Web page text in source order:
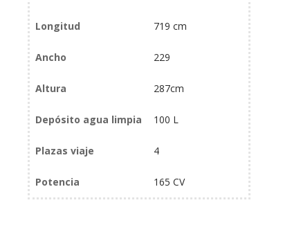
Longitud 719 cm
Ancho 229
Altura 287cm
Depósito agua limpia 100 L
Plazas viaje 4
Potencia 165 CV